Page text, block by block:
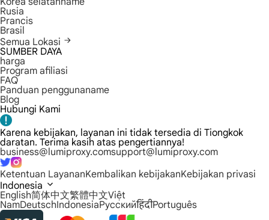
Rusia
Prancis
Brasil
Semua Lokasi
SUMBER DAYA
harga
Program afiliasi
FAQ
Panduan penggunaname
Blog
Hubungi Kami
Karena kebijakan, layanan ini tidak tersedia di Tiongkok
daratan. Terima kasih atas pengertiannya!
business@lumiproxy.comsupport@lumiproxy.com
Ketentuan LayananKembalikan kebijakanKebijakan privasi
Indonesia
English简体中文繁體中文Việt
NamDeutschIndonesiaРусскийहिंदीPortuguês